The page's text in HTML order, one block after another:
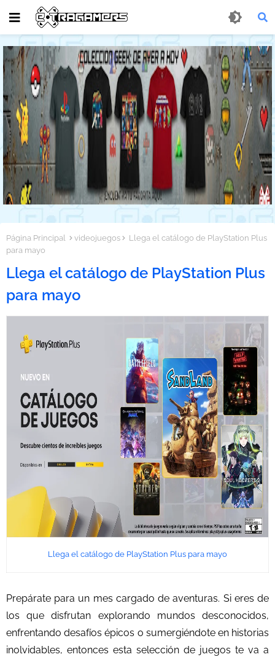
Página Principal videojuegos
Llega el catálogo de PlayStation Plus
para mayo
Llega el catálogo de PlayStation Plus
para mayo
Llega el catálogo de PlayStation Plus para mayo
Prepárate para un mes cargado de aventuras. Si eres de
los que disfrutan explorando mundos desconocidos,
enfrentando desafíos épicos o sumergiéndote en historias
inolvidables, entonces esta selección de juegos te va a